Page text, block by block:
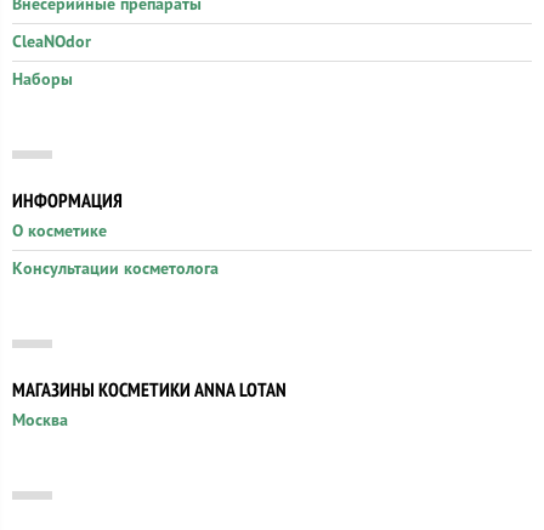
Внесерийные препараты
CleaNOdor
Наборы
ИНФОРМАЦИЯ
О косметике
Консультации косметолога
МАГАЗИНЫ КОСМЕТИКИ ANNA LOTAN
Москва